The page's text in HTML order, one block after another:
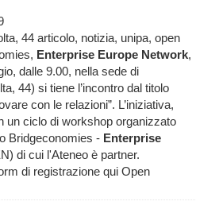
44 articolo, notizia, unipa, open
Enterprise Europe Network,
dalle 9.00, nella sede di
44) si tiene l’incontro dal titolo
con le relazioni”. L’iniziativa,
un ciclo di workshop organizzato
Bridgeconomies - Enterprise
di cui l'Ateneo è partner.
di registrazione qui Open